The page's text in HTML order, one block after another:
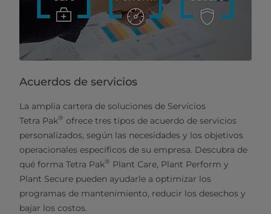
Acuerdos de servicios
La amplia cartera de soluciones de Servicios
Tetra Pak® ofrece tres tipos de acuerdo de servicios
personalizados, según las necesidades y los objetivos
operacionales específicos de su empresa. Descubra de
qué forma Tetra Pak® Plant Care, Plant Perform y
Plant Secure pueden ayudarle a optimizar los
programas de mantenimiento, reducir los desechos y
bajar los costos.